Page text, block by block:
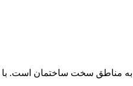
به مناطق سخت‌ ساختمان است. با